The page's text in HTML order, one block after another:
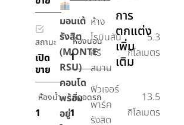
สถานะ
เปิด
ขาย
ห้องนอน
1
ห้องน้ำ
1
ที่จอดรถ
1
มอนเต้
รังสิต
(MONTE
RSU)
คอนโด
พร้อม
อยู่
ห้าง
โรบินสัน
ศรี
สมาน
5.3
กิโลเมตร
ฟิวเจอร์
พาร์ค
รังสิต
13.5
กิโลเมตร
การ
ตกแต่ง
เพิ่ม
เติม